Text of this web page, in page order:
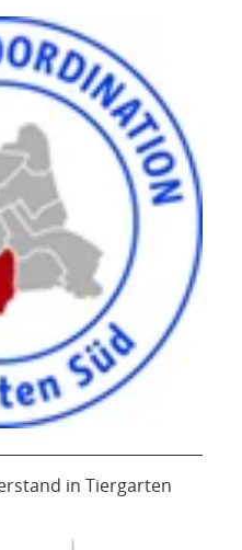
in Tiergarten